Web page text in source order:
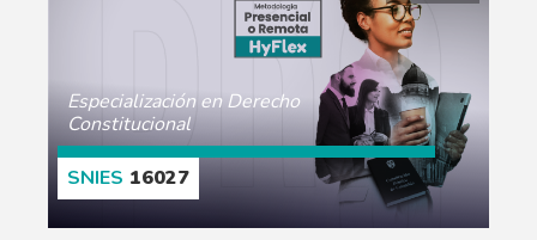
Especialización en Derecho
Constitucional
16027